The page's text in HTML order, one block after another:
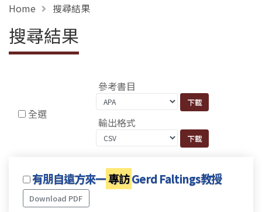
Home 搜尋結果
搜尋結果
全選
參考書目
輸出格式
有朋自遠方來一專訪Gerd Faltings教授
Download PDF